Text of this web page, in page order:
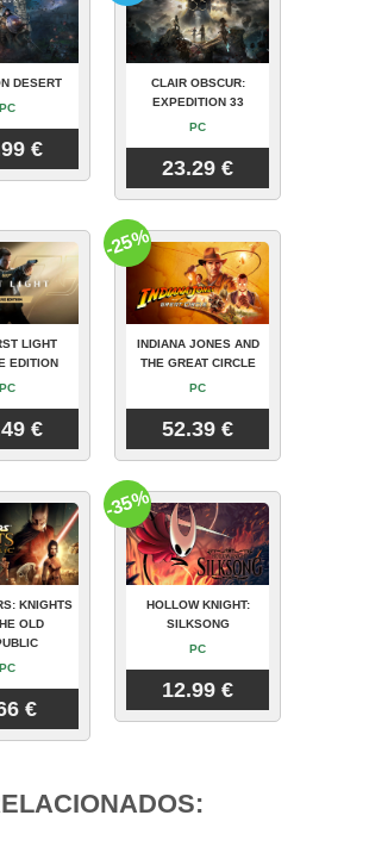
DESERT
PC
€
CLAIR OBSCUR:
EXPEDITION 33
PC
23.29 €
LIGHT
EDITION
PC
€
INDIANA JONES AND
THE GREAT CIRCLE
PC
52.39 €
-25%
KNIGHTS
OLD
PC
€
HOLLOW KNIGHT:
SILKSONG
PC
12.99 €
-35%